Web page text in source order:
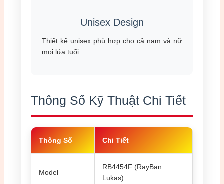
Unisex Design
Thiết kế unisex phù hợp cho cả nam và nữ
mọi lứa tuổi
Thông Số Kỹ Thuật Chi Tiết
Thông Số Chi Tiết
Model
RB4454F (RayBan
Lukas)